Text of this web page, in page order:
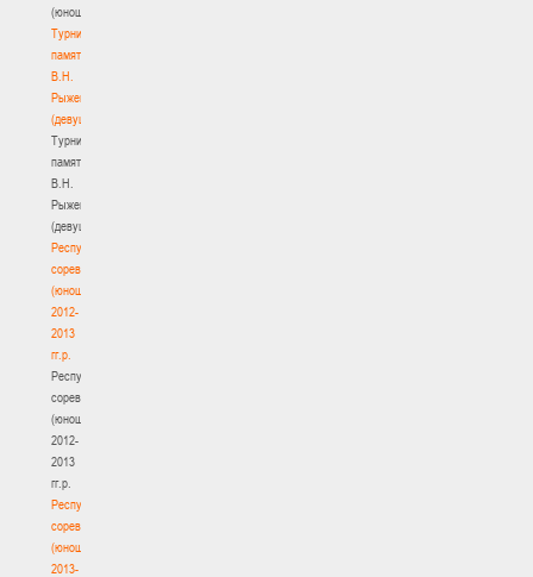
(юноши)
Турнир
памяти
В.Н.
Рыженкова
(девушки)
Турнир
памяти
В.Н.
Рыженкова
(девушки)
Республиканские
соревнования
(юноши)
2012-
2013
гг.р.
Республиканские
соревнования
(юноши)
2012-
2013
гг.р.
Республиканские
соревнования
(юноши)
2013-